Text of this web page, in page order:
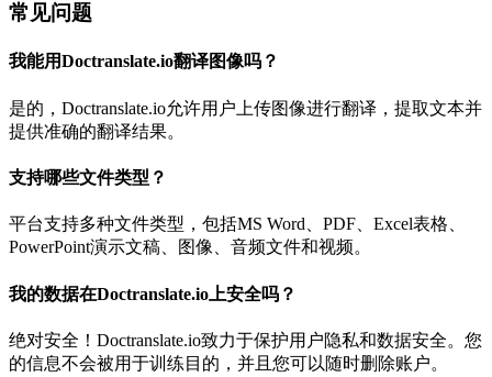
常见问题
我能用Doctranslate.io翻译图像吗？
是的，Doctranslate.io允许用户上传图像进行翻译，提取文本并
提供准确的翻译结果。
支持哪些文件类型？
平台支持多种文件类型，包括MS Word、PDF、Excel表格、
PowerPoint演示文稿、图像、音频文件和视频。
我的数据在Doctranslate.io上安全吗？
绝对安全！Doctranslate.io致力于保护用户隐私和数据安全。您
的信息不会被用于训练目的，并且您可以随时删除账户。